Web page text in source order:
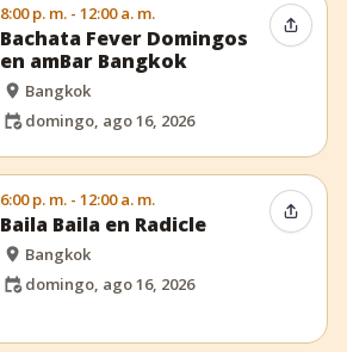
8:00 p. m. - 12:00 a. m.
Bachata Fever Domingos
en amBar Bangkok
Bangkok
domingo, ago 16, 2026
6:00 p. m. - 12:00 a. m.
Baila Baila en Radicle
Bangkok
domingo, ago 16, 2026